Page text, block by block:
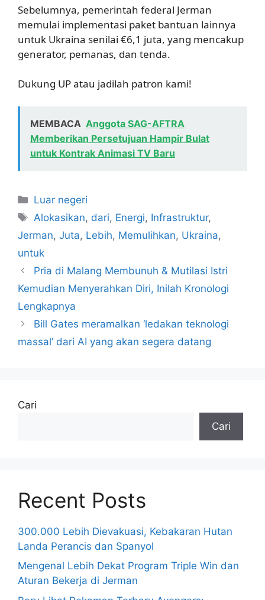
Sebelumnya, pemerintah federal Jerman
memulai implementasi paket bantuan lainnya
untuk Ukraina senilai €6,1 juta, yang mencakup
generator, pemanas, dan tenda.
Dukung UP atau jadilah patron kami!
MEMBACA Anggota SAG-AFTRA
Memberikan Persetujuan Hampir Bulat
untuk Kontrak Animasi TV Baru
Kategori
Luar negeri
Tag
Alokasikan, dari, Energi, Infrastruktur,
Jerman, Juta, Lebih, Memulihkan, Ukraina,
untuk
Pria di Malang Membunuh & Mutilasi Istri
Kemudian Menyerahkan Diri, Inilah Kronologi
Lengkapnya
Bill Gates meramalkan ‘ledakan teknologi
massal’ dari AI yang akan segera datang
Cari
Cari
Recent Posts
300.000 Lebih Dievakuasi, Kebakaran Hutan
Landa Perancis dan Spanyol
Mengenal Lebih Dekat Program Triple Win dan
Aturan Bekerja di Jerman